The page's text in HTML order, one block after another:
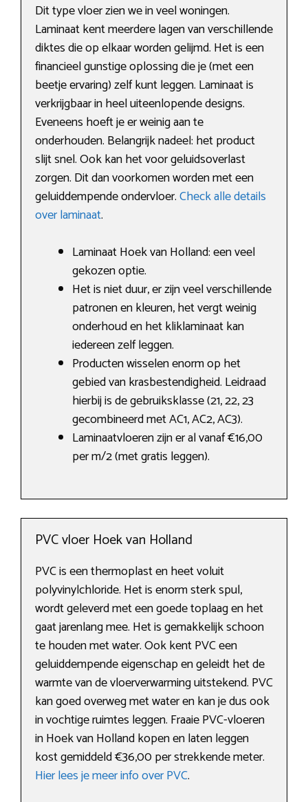
Dit type vloer zien we in veel woningen.
Laminaat kent meerdere lagen van verschillende
diktes die op elkaar worden gelijmd. Het is een
financieel gunstige oplossing die je (met een
beetje ervaring) zelf kunt leggen. Laminaat is
verkrijgbaar in heel uiteenlopende designs.
Eveneens hoeft je er weinig aan te
onderhouden. Belangrijk nadeel: het product
slijt snel. Ook kan het voor geluidsoverlast
zorgen. Dit dan voorkomen worden met een
geluiddempende ondervloer.Check alle details
over laminaat.
Laminaat Hoek van Holland: een veel
gekozen optie.
Het is niet duur, er zijn veel verschillende
patronen en kleuren, het vergt weinig
onderhoud en het kliklaminaat kan
iedereen zelf leggen.
Producten wisselen enorm op het
gebied van krasbestendigheid. Leidraad
hierbij is de gebruiksklasse (21, 22, 23
gecombineerd met AC1, AC2, AC3).
Laminaatvloeren zijn er al vanaf €16,00
per m/2 (met gratis leggen).
PVC vloer Hoek van Holland
PVC is een thermoplast en heet voluit
polyvinylchloride. Het is enorm sterk spul,
wordt geleverd met een goede toplaag en het
gaat jarenlang mee. Het is gemakkelijk schoon
te houden met water. Ook kent PVC een
geluiddempende eigenschap en geleidt het de
warmte van de vloerverwarming uitstekend. PVC
kan goed overweg met water en kan je dus ook
in vochtige ruimtes leggen. Fraaie PVC-vloeren
in Hoek van Holland kopen en laten leggen
kost gemiddeld €36,00 per strekkende meter.
Hier lees je meer info over PVC.